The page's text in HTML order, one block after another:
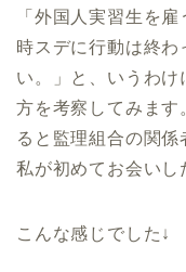
「外国人実習生を
時スデに行動は終わ
い。」と、いうわ
方を考察してみます
ると監理組合の関
私が初めてお会いし
こんな感じでした↓